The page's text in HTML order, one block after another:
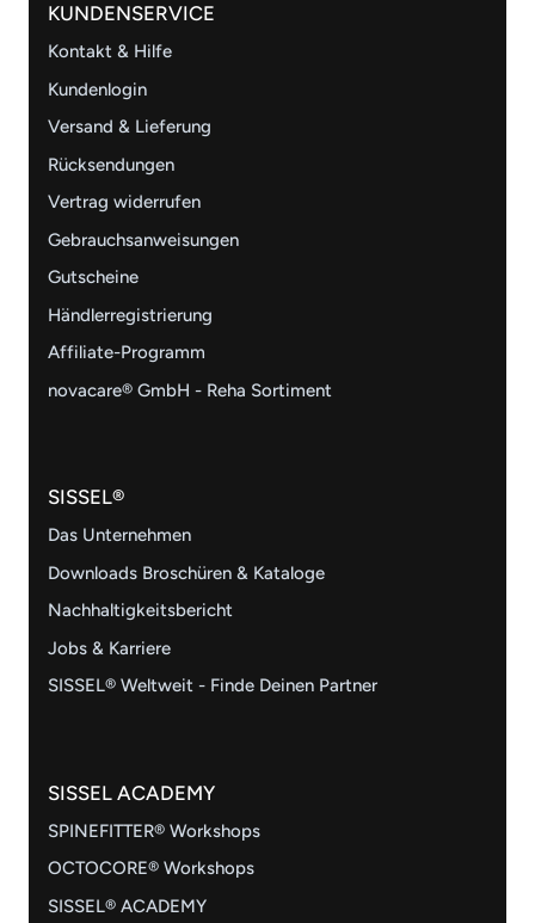
KUNDENSERVICE
Kontakt & Hilfe
Kundenlogin
Versand & Lieferung
Rücksendungen
Vertrag widerrufen
Gebrauchsanweisungen
Gutscheine
Händlerregistrierung
Affiliate-Programm
novacare® GmbH - Reha Sortiment
SISSEL®
Das Unternehmen
Downloads Broschüren & Kataloge
Nachhaltigkeitsbericht
Jobs & Karriere
SISSEL® Weltweit - Finde Deinen Partner
SISSEL ACADEMY
SPINEFITTER® Workshops
OCTOCORE® Workshops
SISSEL® ACADEMY